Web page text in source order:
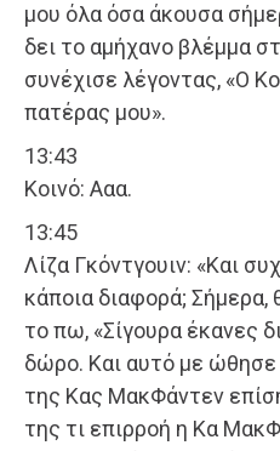
μου όλα όσα άκουσα
δει το αμήχανο βλέμμα
συνέχισε λέγοντας, «Ο
πατέρας μου».
13:43
Κοινό: Aαα.
13:45
Λίζα Γκόντγουιν: «Και
κάποια διαφορά; Σήμερα,
το πω, «Σίγουρα έκανες
δώρο. Και αυτό με
της Κας ΜακΦάντεν
της τι επιρροή η Κα